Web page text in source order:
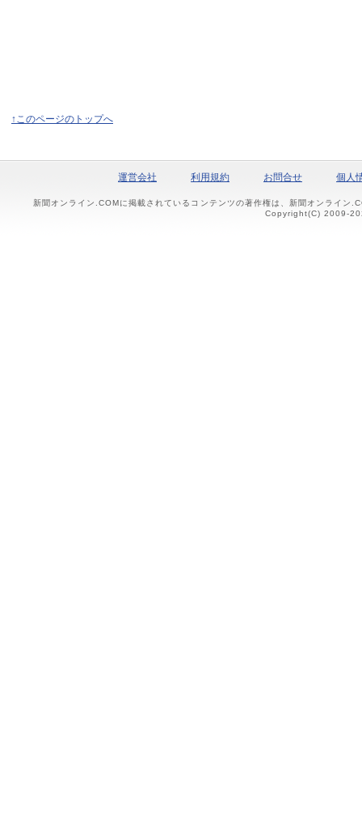
↑このページのトップへ
運営会社 利用規約 お問合せ 個人
新聞オンライン.COMに掲載されているコンテンツの著作権は、新聞オンライン
Copyright(C) 2009-